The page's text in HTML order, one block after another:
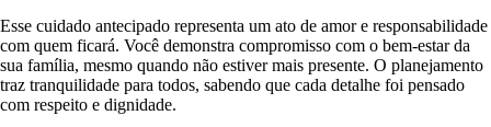
Esse cuidado antecipado representa um ato de amor e responsabilidade
com quem ficará. Você demonstra compromisso com o bem-estar da
sua família, mesmo quando não estiver mais presente. O planejamento
traz tranquilidade para todos, sabendo que cada detalhe foi pensado
com respeito e dignidade.